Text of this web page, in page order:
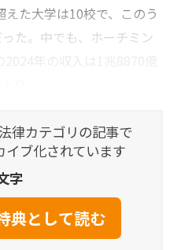
た大学は10校で、このう
た。中でも、ホーチミン
律カテゴリの記事で
ブ化されています
字